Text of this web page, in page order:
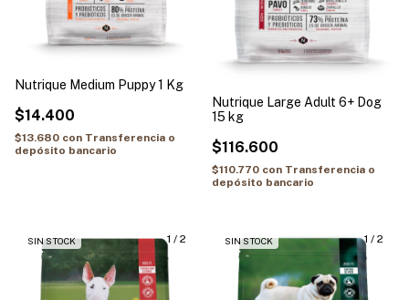
Nutrique Medium Puppy 1 Kg
$14.400
$13.680 con Transferencia o
depósito bancario
Nutrique Large Adult 6+ Dog
15 kg
$116.600
$110.770 con Transferencia o
depósito bancario
1 / 2
SIN STOCK 1 / 2
SIN STOCK